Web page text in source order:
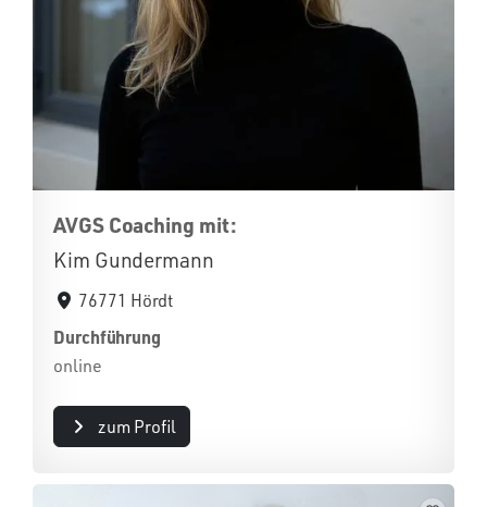
AVGS Coaching mit:
Kim Gundermann
76771 Hördt
Durchführung
online
zum Profil